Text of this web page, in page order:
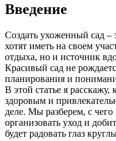
Введение
Создать ухоженный сад –
хотят иметь на своем
отдыха, но и источник
Красивый сад не
планирования и
В этой статье я расскажу,
здоровым и
деле. Мы разберем, с чего
организовать уход и
будет радовать глаз